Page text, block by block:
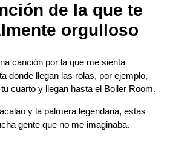
de la que te
orgulloso
canción por la que me sienta
donde llegan las rolas, por ejemplo,
cuarto y llegan hasta el Boiler Room.
y la palmera legendaria, estas
gente que no me imaginaba.